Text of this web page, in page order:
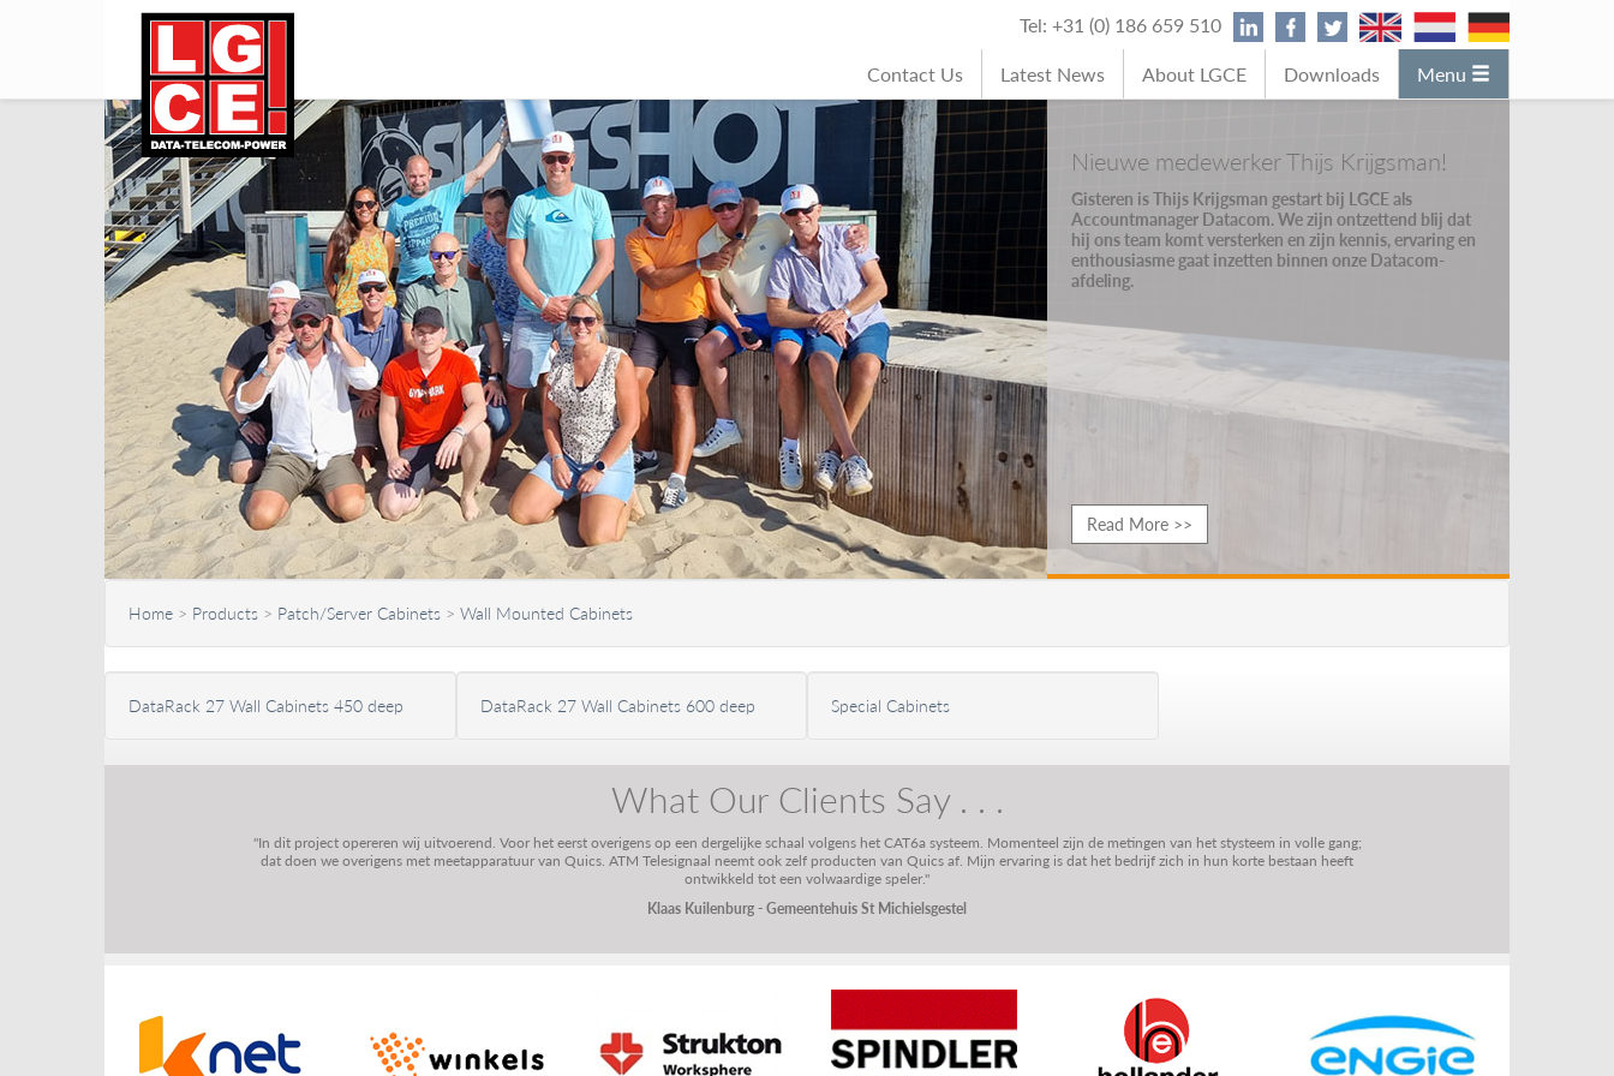
Tel: +31 (0) 186 659 510
Contact Us
Latest News About LGCE Downloads Menu
Nieuwe medewerker Thijs Krijgsman!
Gisteren is Thijs Krijgsman gestart bij LGCE als
Accountmanager Datacom. We zijn ontzettend blij dat
hij ons team komt versterken en zijn kennis, ervaring en
enthousiasme gaat inzetten binnen onze Datacom-
afdeling.
Read More >>
Home > Products > Patch/Server Cabinets > Wall Mounted Cabinets
DataRack 27 Wall Cabinets 450 deep DataRack 27 Wall Cabinets 600 deep Special Cabinets
What Our Clients Say . . .
"In dit project opereren wij uitvoerend. Voor het eerst overigens op een dergelijke schaal volgens het CAT6a systeem. Momenteel zijn de metingen van het stysteem in volle gang;
dat doen we overigens met meetapparatuur van Quics. ATM Telesignaal neemt ook zelf producten van Quics af. Mijn ervaring is dat het bedrijf zich in hun korte bestaan heeft
ontwikkeld tot een volwaardige speler."
Klaas Kuilenburg - Gemeentehuis St Michielsgestel